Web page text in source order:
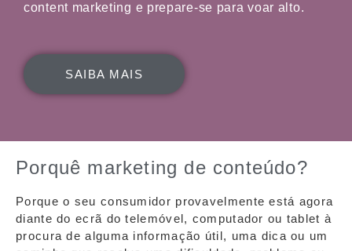
content marketing e prepare-se para voar alto.
SAIBA MAIS
Porquê marketing de conteúdo?
Porque o seu consumidor provavelmente está agora
diante do ecrã do telemóvel, computador ou tablet à
procura de alguma informação útil, uma dica ou um